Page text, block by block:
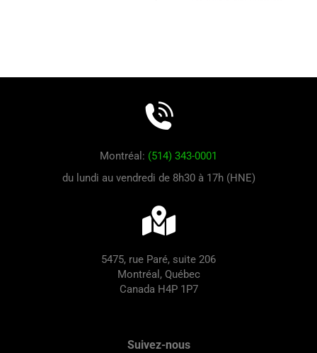
Montréal: (514) 343-0001
du lundi au vendredi de 8h30 à 17h (HNE)
5475, rue Paré, suite 206
Montréal, Québec
Canada H4P 1P7
Suivez-nous